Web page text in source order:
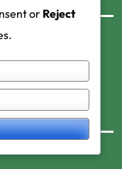
orReject